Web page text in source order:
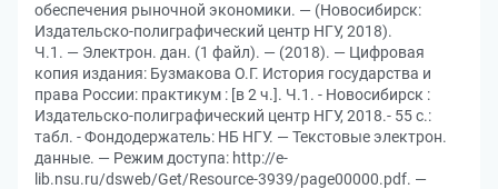
обеспечения рыночной экономики. — (Новосибирск:
Издательско-полиграфический центр НГУ, 2018).
Ч.1. — Электрон. дан. (1 файл). — (2018). — Цифровая
копия издания: Бузмакова О.Г. История государства и
права России: практикум : [в 2 ч.]. Ч.1. - Новосибирск :
Издательско-полиграфический центр НГУ, 2018.- 55 с.:
табл. - Фондодержатель: НБ НГУ. — Текстовые электрон.
данные. — Режим доступа: http://e-
lib.nsu.ru/dsweb/Get/Resource-3939/page00000.pdf. —